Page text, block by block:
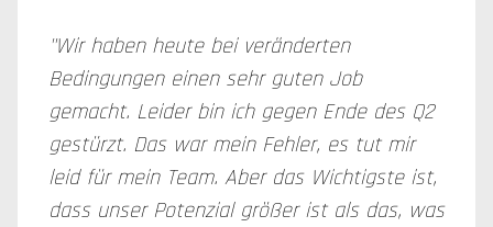
"Wir haben heute bei veränderten
Bedingungen einen sehr guten Job
gemacht. Leider bin ich gegen Ende des Q2
gestürzt. Das war mein Fehler, es tut mir
leid für mein Team. Aber das Wichtigste ist,
dass unser Potenzial größer ist als das, was